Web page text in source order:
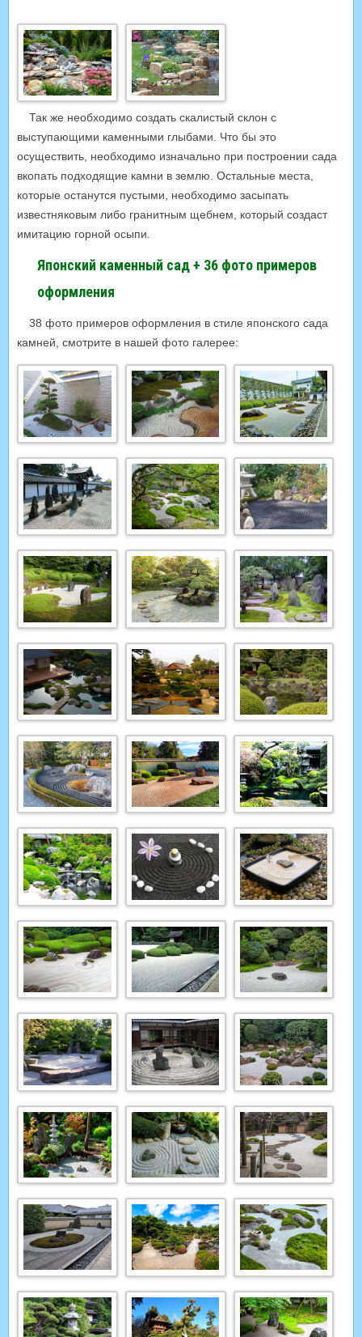
Так же необходимо создать скалистый склон с
выступающими каменными глыбами. Что бы это
осуществить, необходимо изначально при построении сада
вкопать подходящие камни в землю. Остальные места,
которые останутся пустыми, необходимо засыпать
известняковым либо гранитным щебнем, который создаст
имитацию горной осыпи.
Японский каменный сад + 36 фото примеров
оформления
38 фото примеров оформления в стиле японского сада
камней, смотрите в нашей фото галерее: